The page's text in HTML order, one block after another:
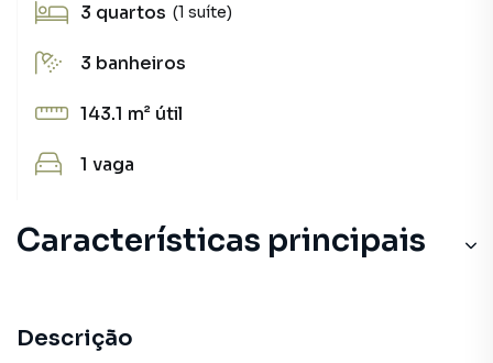
3 quartos (1 suíte)
3 banheiros
143.1 m² útil
1 vaga
Características principais
Portão Eletrônico
Descrição